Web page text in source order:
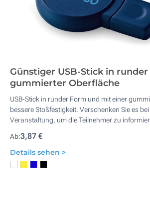
Günstiger USB-Stick in
gummierter Oberfläche
USB-Stick in runder Form und mit einer
bessere Stoßfestigkeit. Verschenken Sie es
Veranstaltung, um die Teilnehmer zu
Ab:3,87 €
Details sehen >